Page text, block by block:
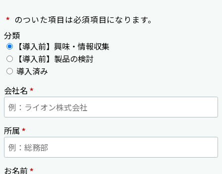
* のついた項目は必須項目になります。
分類
【導入前】興味・情報収集
【導入前】製品の検討
導入済み
会社名 *
所属 *
お名前